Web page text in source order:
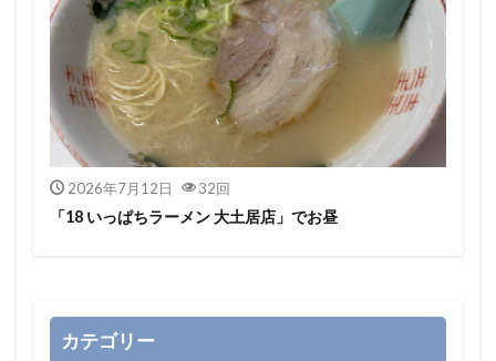
2026年7月12日 32回
「18 いっぱちラーメン 大土居店」でお昼
カテゴリー